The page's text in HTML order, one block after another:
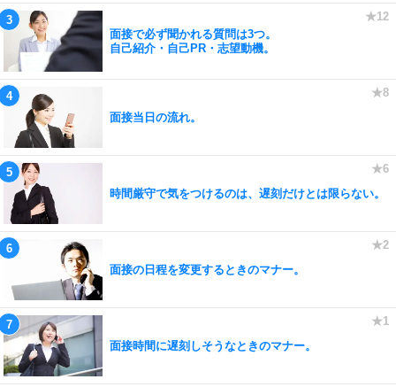
面接で必ず聞かれる質問は3つ。
自己紹介・自己PR・志望動機。
面接当日の流れ。
時間厳守で気をつけるのは、遅刻だけとは限らない。
面接の日程を変更するときのマナー。
面接時間に遅刻しそうなときのマナー。